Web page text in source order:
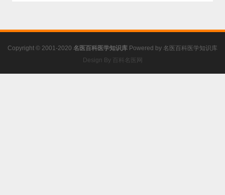
Copyright © 2001-2020 名医百科医学知识库 Powered by 名医百科医学知识库
Design By 百科名医网